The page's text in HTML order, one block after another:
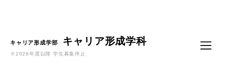
キャリア形成学部 キャリア形成学科
※2026年度以降 学生募集停止